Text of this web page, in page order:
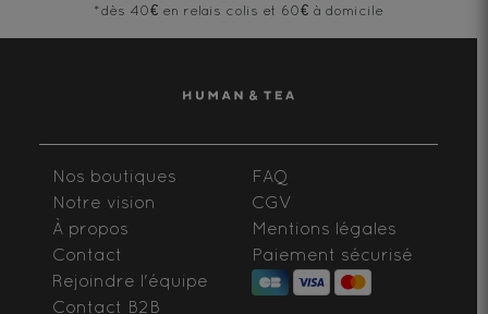
*dès 40€ en relais colis et 60€ à domicile
Nos boutiques
Notre vision
À propos
Contact
Rejoindre l'équipe
Contact B2B
FAQ
CGV
Mentions légales
Paiement sécurisé